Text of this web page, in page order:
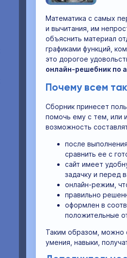
Математика с самых
и вычитания, им
объяснить материал
графиками функций,
это дорогое
онлайн-решебник по
Почему всем
Сборник принесет
помочь ему с тем, или
возможность
после
сравнить ее с
сайт имеет
задачку и перед
онлайн-режим,
правильно
оформлен в
положительные
Таким образом, можно
умения, навыки,